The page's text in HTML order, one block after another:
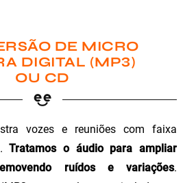
DE MICRO
DIGITAL (MP3)
OU CD
vozes e reuniões com faixa
Tratamos o áudio para ampliar
ruídos e variações.